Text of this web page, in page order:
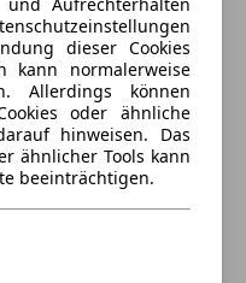
dieser Cookies
kann normalerweise
Allerdings können
oder ähnliche
hinweisen. Das
ähnlicher Tools kann
beeinträchtigen.